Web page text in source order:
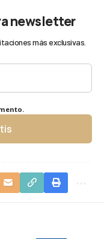
newsletter
más exclusivas.